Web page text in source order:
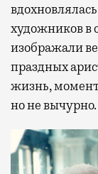
художников в
изображали
праздных
жизнь,
но не вычурно.